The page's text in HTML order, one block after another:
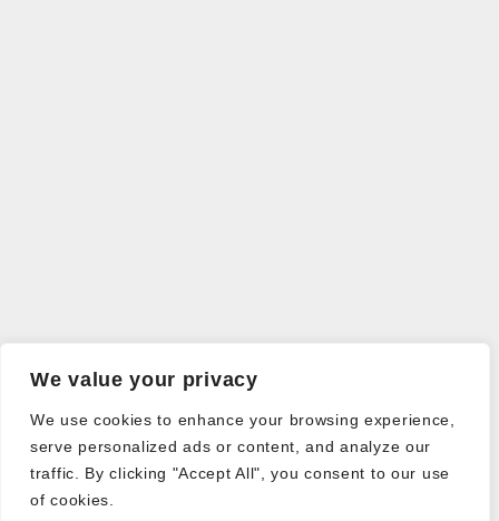
We value your privacy
We use cookies to enhance your browsing experience,
serve personalized ads or content, and analyze our
traffic. By clicking "Accept All", you consent to our use
of cookies.